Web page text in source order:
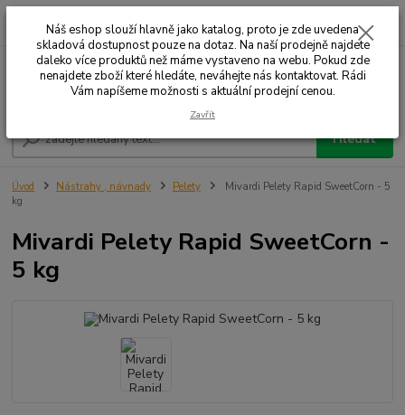
Menu
Hledat
+420 732 707 573 za
Úvod Nástrahy , návnady Pelety
Mivardi Pelety Rapid SweetCorn - 5
kg
Mivardi Pelety Rapid SweetCorn -
5 kg
Náš eshop slouží hlavně jako katalog, proto je zde uvedena
skladová dostupnost pouze na dotaz. Na naší prodejně najdete
daleko více produktů než máme vystaveno na webu. Pokud zde
nenajdete zboží které hledáte, neváhejte nás kontaktovat. Rádi
Vám napíšeme možnosti s aktuální prodejní cenou.
Zavřít